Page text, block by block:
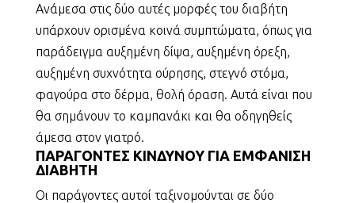
Ανάμεσα στις δύο αυτές μορφές του διαβήτη
υπάρχουν ορισμένα κοινά συμπτώματα, όπως για
παράδειγμα αυξημένη δίψα, αυξημένη όρεξη,
αυξημένη συχνότητα ούρησης, στεγνό στόμα,
φαγούρα στο δέρμα, θολή όραση. Αυτά είναι που
θα σημάνουν το καμπανάκι και θα οδηγηθείς
άμεσα στον γιατρό.
ΠΑΡΑΓΟΝΤΕΣ ΚΙΝΔΥΝΟΥ ΓΙΑ ΕΜΦΑΝΙΣΗ
ΔΙΑΒΗΤΗ
Οι παράγοντες αυτοί ταξινομούνται σε δύο